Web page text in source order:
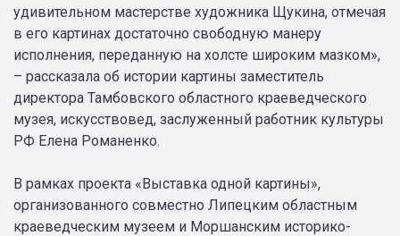
удивительном мастерстве художника Щукина, отмечая
в его картинах достаточно свободную манеру
исполнения, переданную на холсте широким мазком»,
– рассказала об истории картины заместитель
директора Тамбовского областного краеведческого
музея, искусствовед, заслуженный работник культуры
РФ Елена Романенко.
В рамках проекта «Выставка одной картины»,
организованного совместно Липецким областным
краеведческим музеем и Моршанским историко-